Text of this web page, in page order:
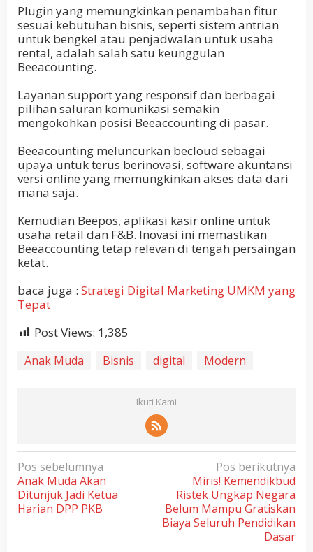
Plugin yang memungkinkan penambahan fitur
sesuai kebutuhan bisnis, seperti sistem antrian
untuk bengkel atau penjadwalan untuk usaha
rental, adalah salah satu keunggulan
Beeacounting.
Layanan support yang responsif dan berbagai
pilihan saluran komunikasi semakin
mengokohkan posisi Beeaccounting di pasar.
Beeacounting meluncurkan becloud sebagai
upaya untuk terus berinovasi, software akuntansi
versi online yang memungkinkan akses data dari
mana saja.
Kemudian Beepos, aplikasi kasir online untuk
usaha retail dan F&B. Inovasi ini memastikan
Beeaccounting tetap relevan di tengah persaingan
ketat.
baca juga : Strategi Digital Marketing UMKM yang
Tepat
Post Views: 1,385
Anak Muda Bisnis digital Modern
Ikuti Kami
N
a
v
Pos sebelumnya
Anak Muda Akan
Ditunjuk Jadi Ketua
Harian DPP PKB
Pos berikutnya
Miris! Kemendikbud
Ristek Ungkap Negara
Belum Mampu Gratiskan
Biaya Seluruh Pendidikan
Dasar